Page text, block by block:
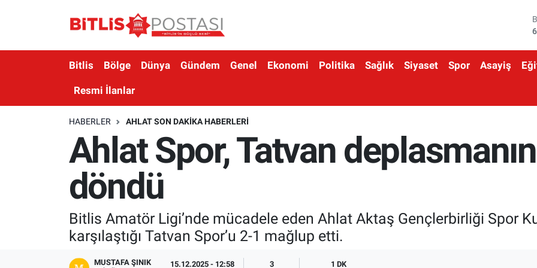
Bitlis Bölge Dünya Gündem Genel Ekonomi Politika Sağlık Siyaset Spor Asayiş
Resmi İlanlar
HABERLER AHLAT SON DAKIKA HABERLERI
Ahlat Spor, Tatvan
döndü
Bitlis Amatör Ligi’nde mücadele eden Ahlat Aktaş Gençlerbirliği Spor
karşılaştığı Tatvan Spor’u 2-1 mağlup etti.
MUSTAFA ŞINIK 15.12.2025 - 12:58 3 1 DK
Bölge
Ekonomi
Bitlis Trafik Yoğunluk Haritası
Süper Lig Puan Durumu ve Fikstür
Son Dakika Haberleri
Haber Arşivi